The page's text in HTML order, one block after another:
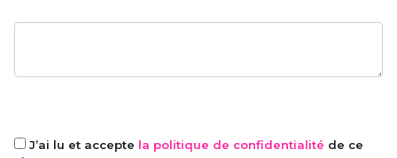
J’ai lu et accepte la politique de confidentialité de ce